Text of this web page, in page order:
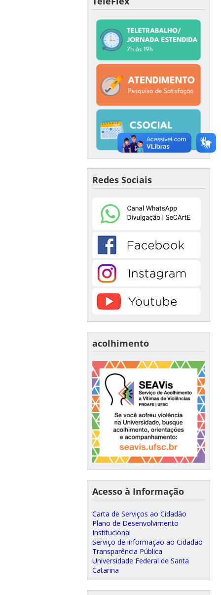
Redes Sociais
acolhimento
Acesso à Informação
Carta de Serviços ao Cidadão
Plano de Desenvolvimento
Institucional
Serviço de informação ao Cidadão
Transparência Pública
Universidade Federal de Santa
Catarina